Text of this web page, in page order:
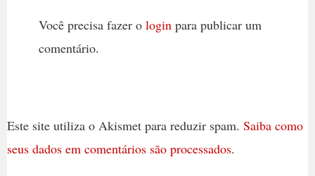
Você precisa fazer o loginpara publicar um
comentário.
Este site utiliza o Akismet para reduzir spam. Saiba como
seus dados em comentários são processados.